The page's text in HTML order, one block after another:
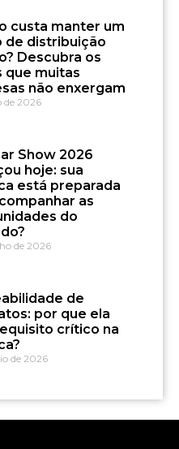
custa manter um
de distribuição
Descubra os
que muitas
não enxergam
de 2026
Show 2026
hoje: sua
está preparada
as
do
de 2026
de
por que ela
crítico na
de 2026